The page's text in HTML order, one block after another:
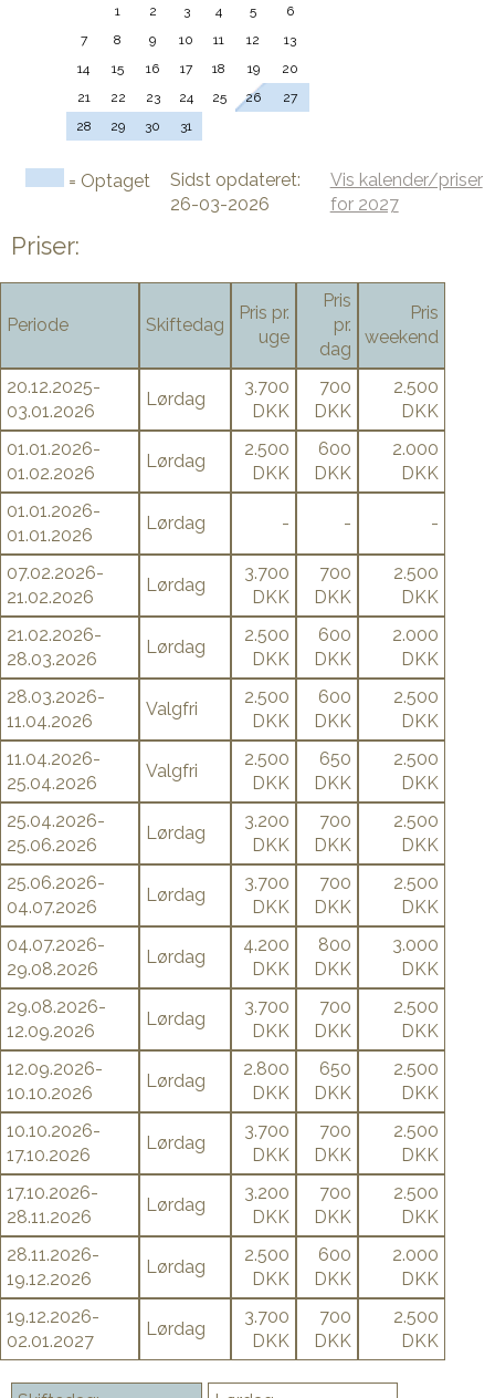
1
2 3 4 5
6
7
8 9 10 11 12
13
14
15 16 17 18 19
20
21
22 23 24 25 26
27
28
29 30 31
= Optaget
Sidst opdateret:
26-03-2026
Vis kalender/priser
for 2027
Priser:
Periode Skiftedag
Pris pr.
uge
Pris
pr.
dag
Pris
weekend
20.12.2025-
03.01.2026
Lørdag
3.700
DKK
700
DKK
2.500
DKK
01.01.2026-
01.02.2026
Lørdag
2.500
DKK
600
DKK
2.000
DKK
01.01.2026-
01.01.2026
Lørdag - - -
07.02.2026-
21.02.2026
Lørdag
3.700
DKK
700
DKK
2.500
DKK
21.02.2026-
28.03.2026
Lørdag
2.500
DKK
600
DKK
2.000
DKK
28.03.2026-
11.04.2026
Valgfri
2.500
DKK
600
DKK
2.500
DKK
11.04.2026-
25.04.2026
Valgfri
2.500
DKK
650
DKK
2.500
DKK
25.04.2026-
25.06.2026
Lørdag
3.200
DKK
700
DKK
2.500
DKK
25.06.2026-
04.07.2026
Lørdag
3.700
DKK
700
DKK
2.500
DKK
04.07.2026-
29.08.2026
Lørdag
4.200
DKK
800
DKK
3.000
DKK
29.08.2026-
12.09.2026
Lørdag
3.700
DKK
700
DKK
2.500
DKK
12.09.2026-
10.10.2026
Lørdag
2.800
DKK
650
DKK
2.500
DKK
10.10.2026-
17.10.2026
Lørdag
3.700
DKK
700
DKK
2.500
DKK
17.10.2026-
28.11.2026
Lørdag
3.200
DKK
700
DKK
2.500
DKK
28.11.2026-
19.12.2026
Lørdag
2.500
DKK
600
DKK
2.000
DKK
19.12.2026-
02.01.2027
Lørdag
3.700
DKK
700
DKK
2.500
DKK